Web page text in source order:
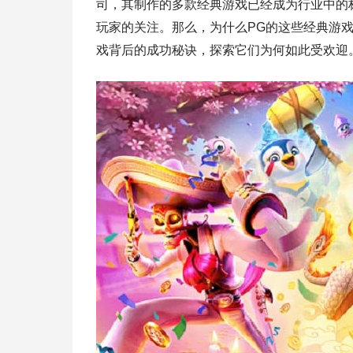
司，其制作的多款经典游戏已经成为行业中
玩家的关注。那么，为什么PG的这些经典游
戏背后的成功秘诀，探索它们为何如此受欢迎